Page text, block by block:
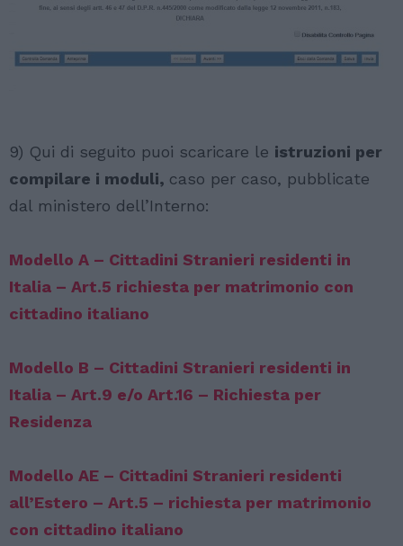
9) Qui di seguito puoi scaricare le istruzioni per
compilare i moduli, caso per caso, pubblicate
dal ministero dell’Interno:
Modello A – Cittadini Stranieri residenti in
Italia – Art.5 richiesta per matrimonio con
cittadino italiano
Modello B – Cittadini Stranieri residenti in
Italia – Art.9 e/o Art.16 – Richiesta per
Residenza
Modello AE – Cittadini Stranieri residenti
all’Estero – Art.5 – richiesta per matrimonio
con cittadino italiano